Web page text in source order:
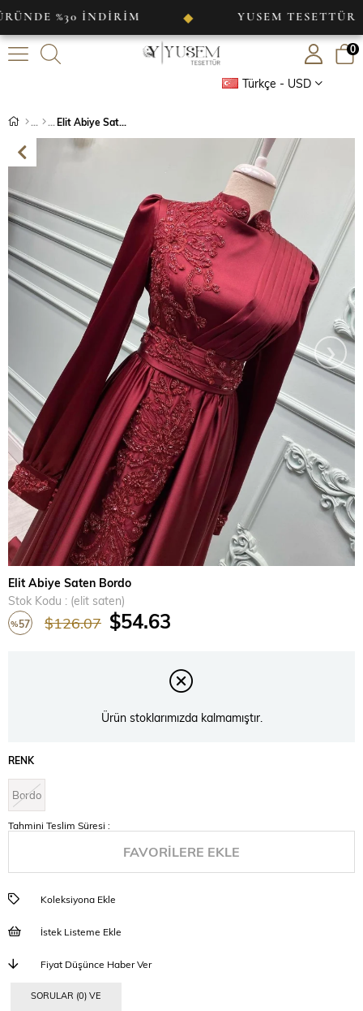
İNDİRİM ◆ YUSEM TESETTÜR ◆
Türkçe - USD
0
Elit Abiye Saten Bordo
›
Elit Abiye Saten Bordo
Stok Kodu
(elit saten)
%57 $126.07 $54.63
Ürün stoklarımızda kalmamıştır.
RENK
Bordo
Tahmini Teslim Süresi :
FAVORILERE EKLE
Koleksiyona Ekle
İstek Listeme Ekle
Fiyat Düşünce Haber Ver
SORULAR (0) VE